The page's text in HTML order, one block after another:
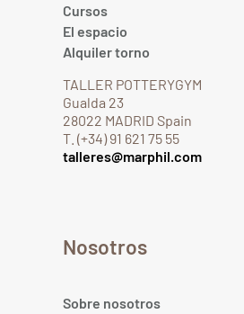
Cursos
El espacio
Alquiler torno
TALLER POTTERYGYM
Gualda 23
28022 MADRID Spain
T. (+34) 91 621 75 55
talleres@marphil.com
Nosotros
Sobre nosotros